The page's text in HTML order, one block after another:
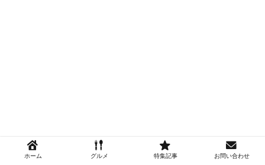
ホーム グルメ 特集記事 お問い合わせ